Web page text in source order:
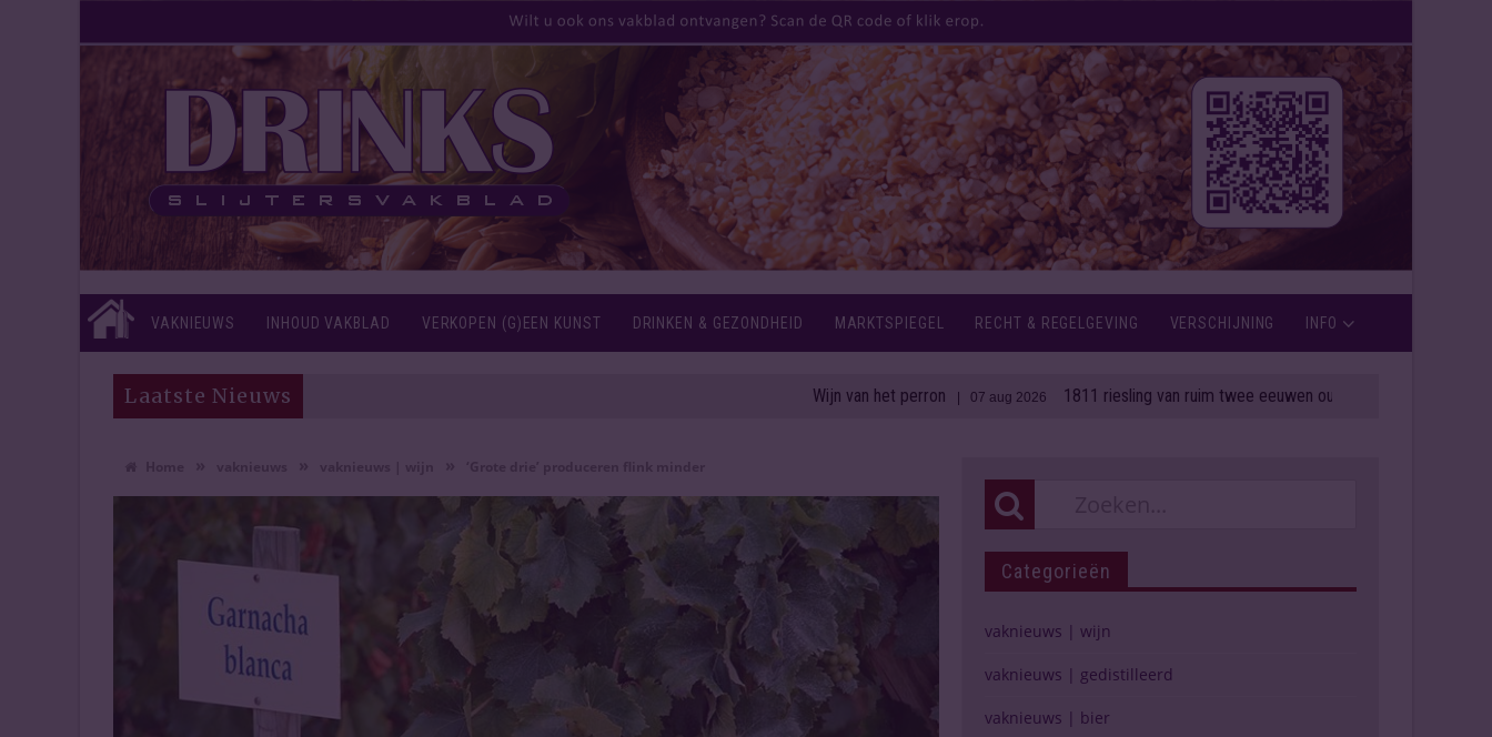
VAKNIEUWS INHOUD VAKBLAD VERKOPEN (G)EEN KUNST DRINKEN & GEZONDHEID MARKTSPIEGEL RECHT & REGELGEVING VERSCHIJNING INFO
Laatste Nieuws Wijn van het perron | 07 aug 2026 1811 riesling van ruim twee eeuwen oud onder de hamer
Categorieën
vaknieuws | wijn
vaknieuws | gedistilleerd
vaknieuws | bier